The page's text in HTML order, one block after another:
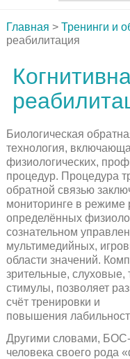
Главная > Тренинги и
реабилитация
Биологическая
технология,
физиологических,
процедур. Процедура
обратной связью
мониторинге в режиме
определённых
сознательном
мультимедийных,
области значений.
зрительные, слуховые,
стимулы, позволяет
счёт тренировки и
повышения
Другими словами,
человека своего рода